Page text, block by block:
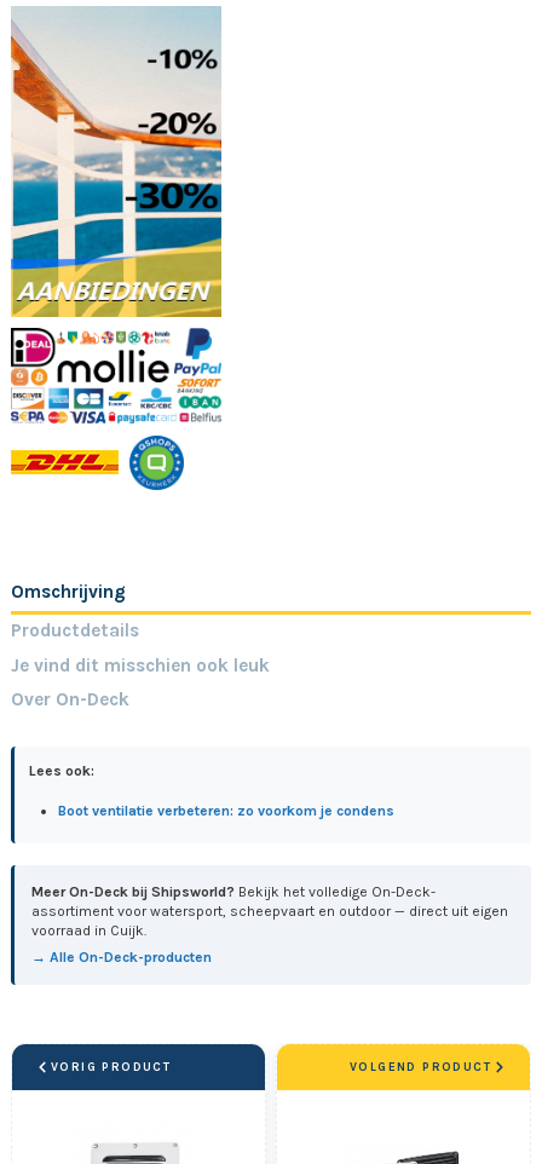
Omschrijving
Productdetails
Je vind dit misschien ook leuk
Over On-Deck
Lees ook:
Boot ventilatie verbeteren: zo voorkom je condens
Meer On-Deck bij Shipsworld? Bekijk het volledige On-Deck-
assortiment voor watersport, scheepvaart en outdoor — direct uit eigen
voorraad in Cuijk.
→ Alle On-Deck-producten
VORIG PRODUCT VOLGEND PRODUCT